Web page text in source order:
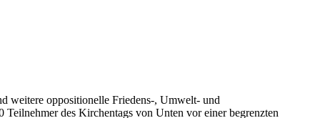
weitere oppositionelle Friedens-, Umwelt- und
des Kirchentags von Unten vor einer begrenzten